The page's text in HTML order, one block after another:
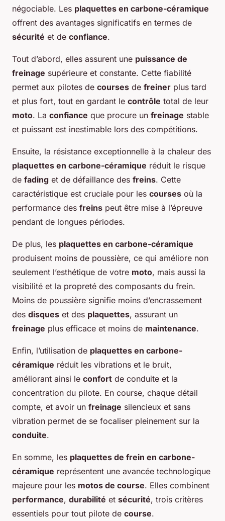
négociable. Les plaquettes en carbone-céramique
offrent des avantages significatifs en termes de
sécurité et de confiance.
Tout d’abord, elles assurent une puissance de
freinage supérieure et constante. Cette fiabilité
permet aux pilotes de courses de freiner plus tard
et plus fort, tout en gardant le contrôle total de leur
moto. La confiance que procure un freinage stable
et puissant est inestimable lors des compétitions.
Ensuite, la résistance exceptionnelle à la chaleur des
plaquettes en carbone-céramique réduit le risque
de fading et de défaillance des freins. Cette
caractéristique est cruciale pour les courses où la
performance des freins peut être mise à l’épreuve
pendant de longues périodes.
De plus, les plaquettes en carbone-céramique
produisent moins de poussière, ce qui améliore non
seulement l’esthétique de votre moto, mais aussi la
visibilité et la propreté des composants du frein.
Moins de poussière signifie moins d’encrassement
des disques et des plaquettes, assurant un
freinage plus efficace et moins de maintenance.
Enfin, l’utilisation de plaquettes en carbone-
céramique réduit les vibrations et le bruit,
améliorant ainsi le confort de conduite et la
concentration du pilote. En course, chaque détail
compte, et avoir un freinage silencieux et sans
vibration permet de se focaliser pleinement sur la
conduite.
En somme, les plaquettes de frein en carbone-
céramique représentent une avancée technologique
majeure pour les motos de course. Elles combinent
performance, durabilité et sécurité, trois critères
essentiels pour tout pilote de course.